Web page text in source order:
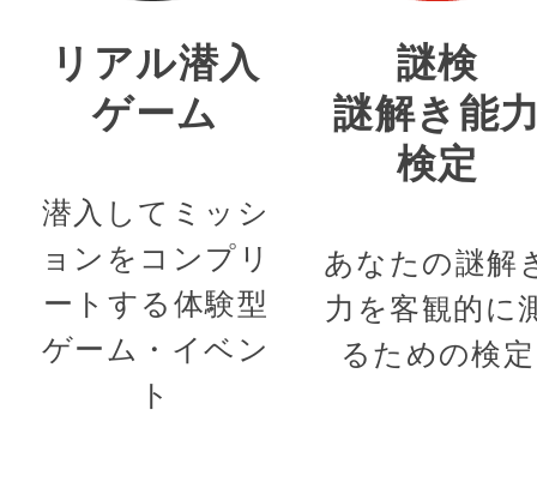
リアル潜入
ゲーム
潜入してミッシ
ョンをコンプリ
ートする体験型
ゲーム・イベン
ト
謎検
謎解き能
検定
あなたの謎解
力を客観的に
るための検定